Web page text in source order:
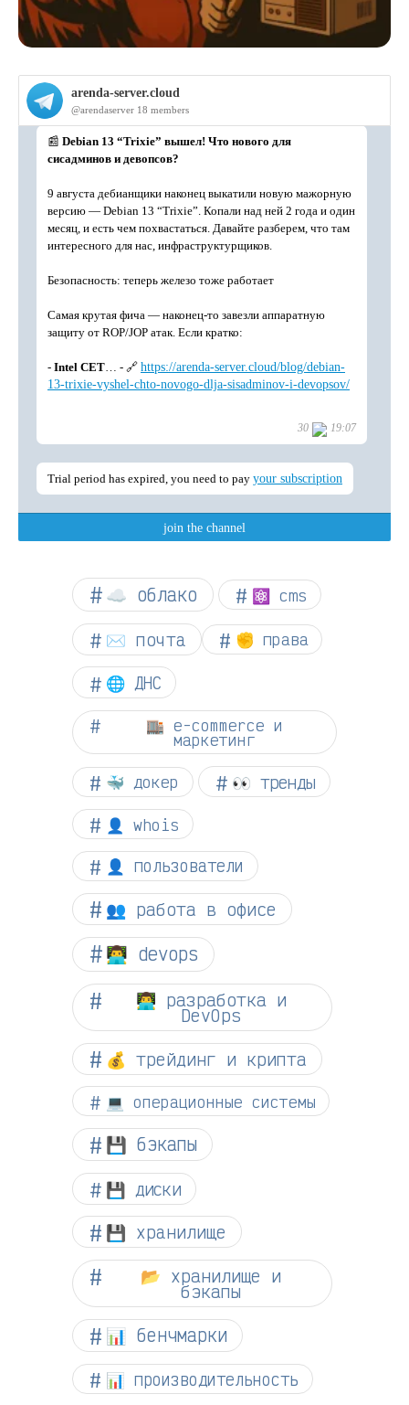
☁︎ облако ⚛ cms
✉️ почта ✊ права
🌐 ДНС
🏬 e-commerce и
маркетинг
🐳 докер 👀 тренды
👤 whois
👤 пользователи
👥 работа в офисе
👨‍💻 devops
👨‍💻 разработка и
DevOps
💰 трейдинг и крипта
💻 операционные системы
💾 бэкапы
💾 диски
💾 хранилище
📂 хранилище и
бэкапы
📊 бенчмарки
📊 производительность